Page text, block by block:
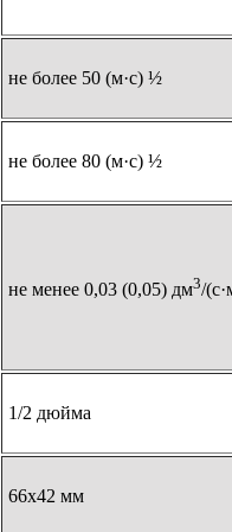
не более 50 (м·с) ½
не более 80 (м·с) ½
не менее 0,03 (0,05) дм3/
1/2 дюйма
66х42 мм